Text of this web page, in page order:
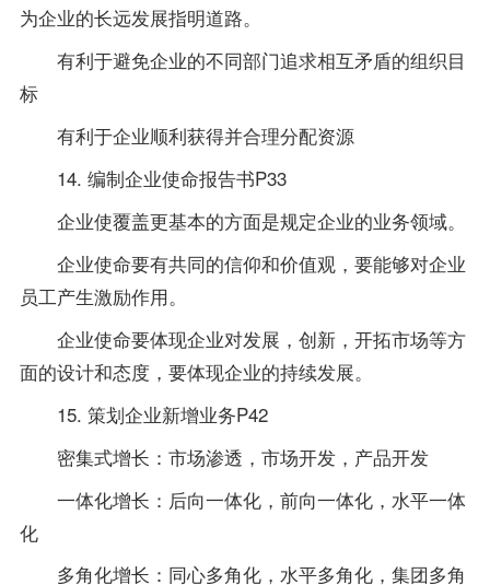
为企业的长远发展指明道路。
有利于避免企业的不同部门追求相互矛盾的组织目
标
有利于企业顺利获得并合理分配资源
14. 编制企业使命报告书P33
企业使覆盖更基本的方面是规定企业的业务领域。
企业使命要有共同的信仰和价值观，要能够对企业
员工产生激励作用。
企业使命要体现企业对发展，创新，开拓市场等方
面的设计和态度，要体现企业的持续发展。
15. 策划企业新增业务P42
密集式增长：市场渗透，市场开发，产品开发
一体化增长：后向一体化，前向一体化，水平一体
化
多角化增长：同心多角化，水平多角化，集团多角